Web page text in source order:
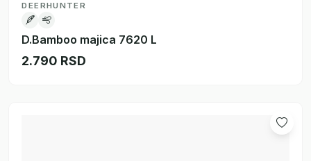
DEERHUNTER
D.Bamboo majica 7620 L
2.790 RSD